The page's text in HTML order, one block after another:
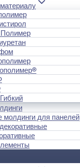
Полимер
для панелей